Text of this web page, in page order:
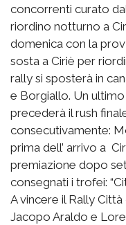
concorrenti curato
riordino notturno a
domenica con la
sosta a Ciriè per
rally si sposterà in
e Borgiallo. Un
precederà il rush
consecutivamente:
prima dell’ arrivo a
premiazione dopo
consegnati i trofei:
A vincere il Rally
Jacopo Araldo e